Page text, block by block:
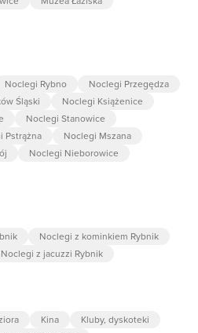
Noclegi Rybno
Noclegi Przegędza
Śląski
Noclegi Książenice
Noclegi Stanowice
Pstrążna
Noclegi Mszana
Noclegi Nieborowice
Noclegi z kominkiem Rybnik
Noclegi z jacuzzi Rybnik
Kina
Kluby, dyskoteki